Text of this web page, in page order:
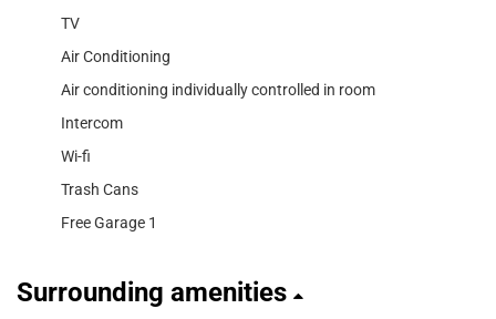
TV
Air Conditioning
Air conditioning individually controlled in room
Intercom
Wi-fi
Trash Cans
Free Garage 1
Surrounding amenities